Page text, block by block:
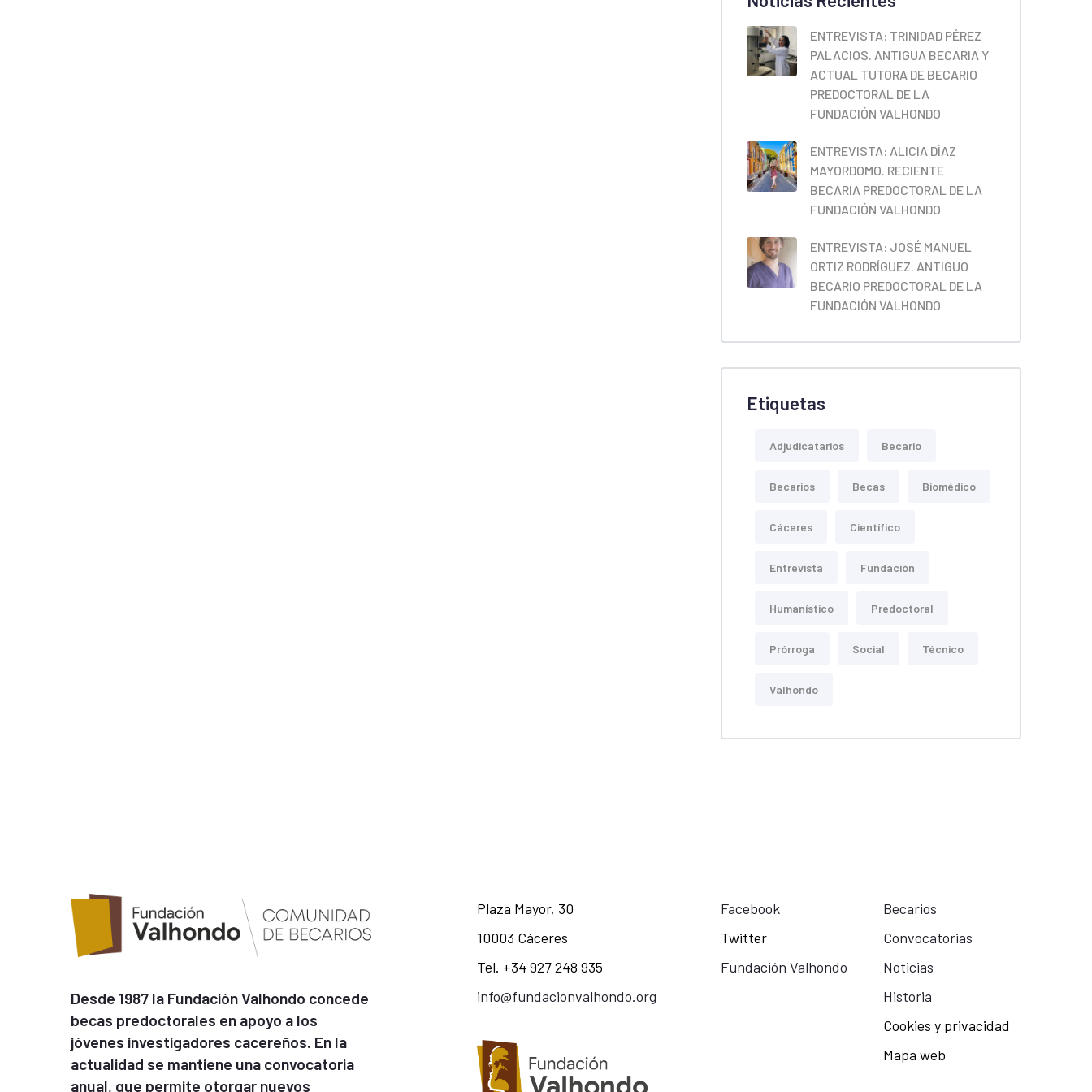
ENTREVISTA: TRINIDAD PÉREZ
PALACIOS. ANTIGUA BECARIA Y
ACTUAL TUTORA DE BECARIO
PREDOCTORAL DE LA
FUNDACIÓN VALHONDO
ENTREVISTA: ALICIA DÍAZ
MAYORDOMO. RECIENTE
BECARIA PREDOCTORAL DE LA
FUNDACIÓN VALHONDO
ENTREVISTA: JOSÉ MANUEL
ORTIZ RODRÍGUEZ. ANTIGUO
BECARIO PREDOCTORAL DE LA
FUNDACIÓN VALHONDO
Etiquetas
Adjudicatarios Becario
Becarios Becas Biomédico
Cáceres Científico
Entrevista Fundación
Humanístico Predoctoral
Prórroga Social Técnico
Valhondo
Desde 1987 la Fundación Valhondo concede
becas predoctorales en apoyo a los
jóvenes investigadores cacereños. En la
actualidad se mantiene una convocatoria
anual, que permite otorgar nuevos
Plaza Mayor, 30
10003 Cáceres
Tel. +34 927 248 935
info@fundacionvalhondo.org
Facebook
Twitter
Fundación Valhondo
Becarios
Convocatorias
Noticias
Historia
Cookies y privacidad
Mapa web